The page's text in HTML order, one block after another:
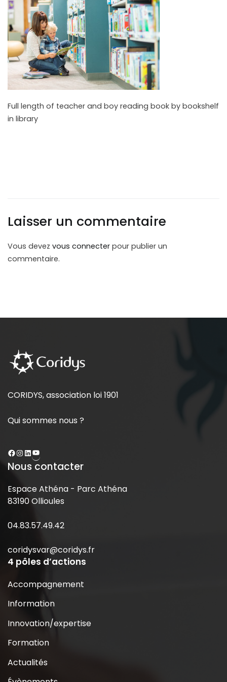
Full length of teacher and boy reading book by bookshelf
in library
Laisser un commentaire
Vous devez vous connecter pour publier un
commentaire.
CORIDYS, association loi 1901
Qui sommes nous ?
Nous contacter
Espace Athéna - Parc Athéna
83190 Ollioules
04.83.57.49.42
coridysvar@coridys.fr
4 pôles d’actions
Accompagnement
Information
Innovation/expertise
Formation
Actualités